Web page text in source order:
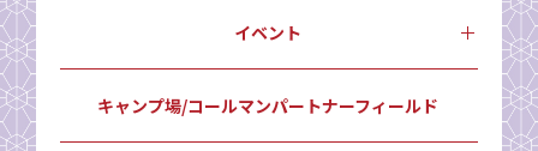
イベント
キャンプ場/コールマンパートナーフィールド